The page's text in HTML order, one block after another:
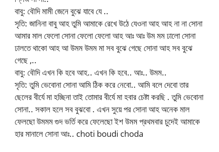
বাবু: বৌদি মামী জেনে বুঝে যাবে যে ..
সৃতি: জানিনা বাবু আহ তুমি আমাকে রেখে উঠে যেওনা আহ আহ না না সোনা
আমার মাল ফেলো সোনা ফেলো ফেলো আহ আঃ আঃ উম মম ঢালো সোনা
ঢালতে থাকো আহ আ উমম উমম মা সব বুঝে গেছে সোনা আহ সব বুঝে
গেছে ,..
বাবু: বৌদি এখন কি হবে আহ.. এখন কি হবে.. আঃ.. উমম..
সৃতি: তুমি ভেবোনা সোনা আমি ঠিক করে নেবো.. আমি বলে দেবো তার
ছেলের বীর্যে মা হচ্ছিনা তাই তোমার বীর্যে মা হবার চেষ্টা করছি . তুমি ভেবোনা
সোনা.. সকাল হলে সব বুঝবো . এখন সুয়ে পর সোনা আহ অনেক মাল
ফেলছো উমমম গুদ ভর্তি করে ফেলেছো ইশ উমম প্রথমবার চুদেই আমাকে
হার মানালে সোনা আঃ.. choti boudi choda